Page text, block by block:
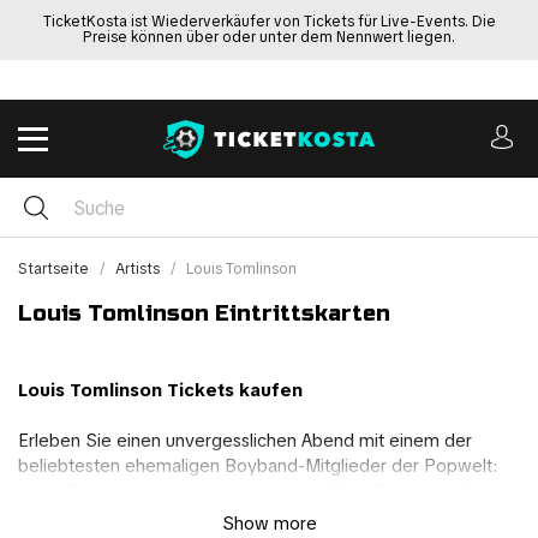
TicketKosta ist Wiederverkäufer von Tickets für Live-Events. Die
Preise können über oder unter dem Nennwert liegen.
Startseite Artists Louis Tomlinson
Louis Tomlinson Eintrittskarten
Louis Tomlinson Tickets kaufen
Erleben Sie einen unvergesslichen Abend mit einem der
beliebtesten ehemaligen Boyband-Mitglieder der Popwelt:
Tour auf Tournee, um sein bevorstehendes drittes
Show more